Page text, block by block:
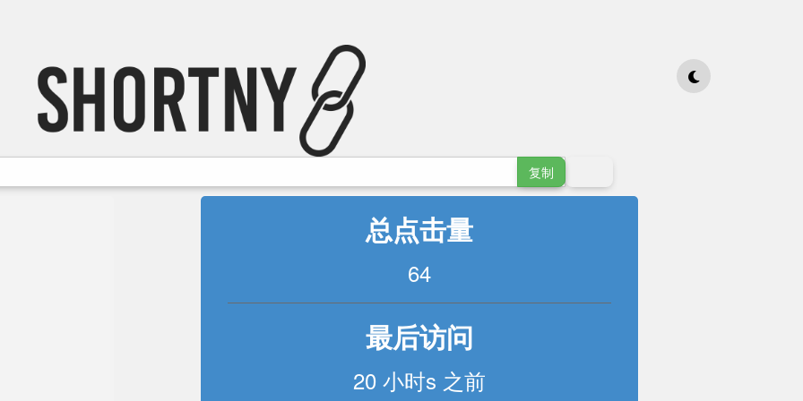
复制
总点击量
64
最后访问
20 小时s 之前